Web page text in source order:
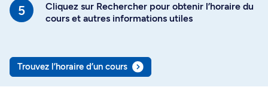
Cliquez sur Rechercher pour obtenir l’horaire du
cours et autres informations utiles
Trouvez l’horaire d’un cours